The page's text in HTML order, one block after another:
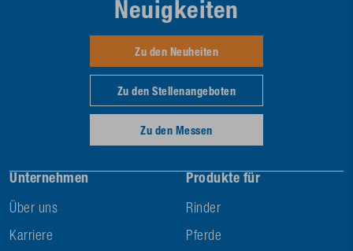
Unternehmen
Über uns
Karriere
Produkte für
Rinder
Pferde
Neuigkeiten
Zu den Neuheiten
Zu den Stellenangeboten
Zu den Messen